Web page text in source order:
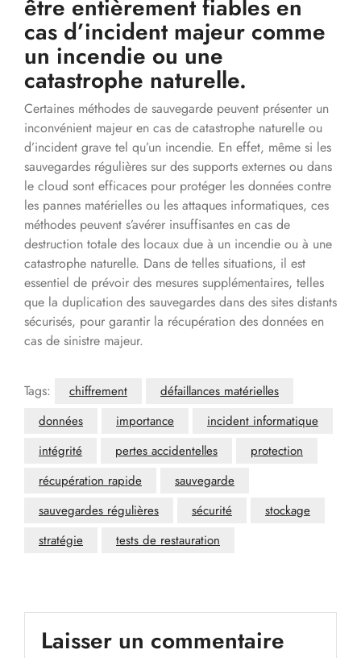
être entièrement fiables en
cas d’incident majeur comme
un incendie ou une
catastrophe naturelle.
Certaines méthodes de sauvegarde peuvent présenter un
inconvénient majeur en cas de catastrophe naturelle ou
d’incident grave tel qu’un incendie. En effet, même si les
sauvegardes régulières sur des supports externes ou dans
le cloud sont efficaces pour protéger les données contre
les pannes matérielles ou les attaques informatiques, ces
méthodes peuvent s’avérer insuffisantes en cas de
destruction totale des locaux due à un incendie ou à une
catastrophe naturelle. Dans de telles situations, il est
essentiel de prévoir des mesures supplémentaires, telles
que la duplication des sauvegardes dans des sites distants
sécurisés, pour garantir la récupération des données en
cas de sinistre majeur.
Tags: chiffrement
défaillances matérielles
données
importance
incident informatique
intégrité
pertes accidentelles
protection
récupération rapide
sauvegarde
sauvegardes régulières
sécurité
stockage
stratégie
tests de restauration
Laisser un commentaire